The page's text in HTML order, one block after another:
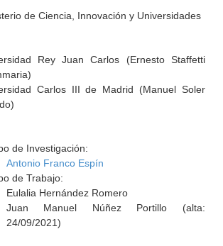
de Ciencia, Innovación y Universidades
Rey Juan Carlos (Ernesto Staffetti
Carlos III de Madrid (Manuel Soler
de Investigación:
Antonio Franco Espín
de Trabajo:
Eulalia Hernández Romero
Juan Manuel Núñez Portillo (alta:
24/09/2021)